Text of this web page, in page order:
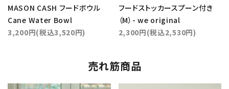
MASON CASH フードボウル
Cane Water Bowl
3,200円(税込3,520円)
フードストッカースプーン付き
（M）- we original
2,300円(税込2,530円)
売れ筋商品